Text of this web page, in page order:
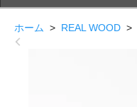
ホーム > REAL WOOD >